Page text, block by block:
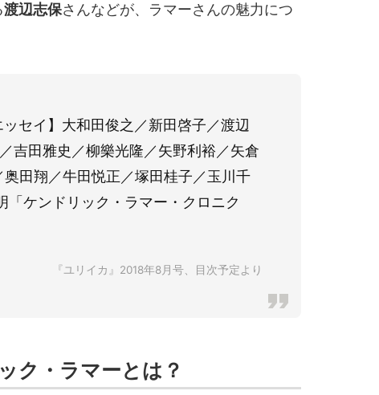
渡辺志保さんなどが、ラマーさんの魅力につ
セイ】大和田俊之／新田啓子／渡辺
吉田雅史／柳樂光隆／矢野利裕／矢倉
田翔／牛田悦正／塚田桂子／玉川千
ケンドリック・ラマー・クロニク
『ユリイカ』2018年8月号、目次予定より
ク・ラマーとは？